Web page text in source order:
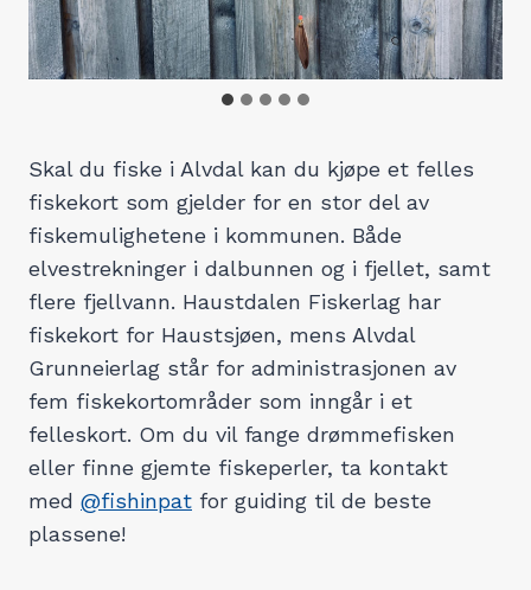
Skal du fiske i Alvdal kan du kjøpe et felles
fiskekort som gjelder for en stor del av
fiskemulighetene i kommunen. Både
elvestrekninger i dalbunnen og i fjellet, samt
flere fjellvann. Haustdalen Fiskerlag har
fiskekort for Haustsjøen, mens Alvdal
Grunneierlag står for administrasjonen av
fem fiskekortområder som inngår i et
felleskort. Om du vil fange drømmefisken
eller finne gjemte fiskeperler, ta kontakt
med @fishinpat for guiding til de beste
plassene!